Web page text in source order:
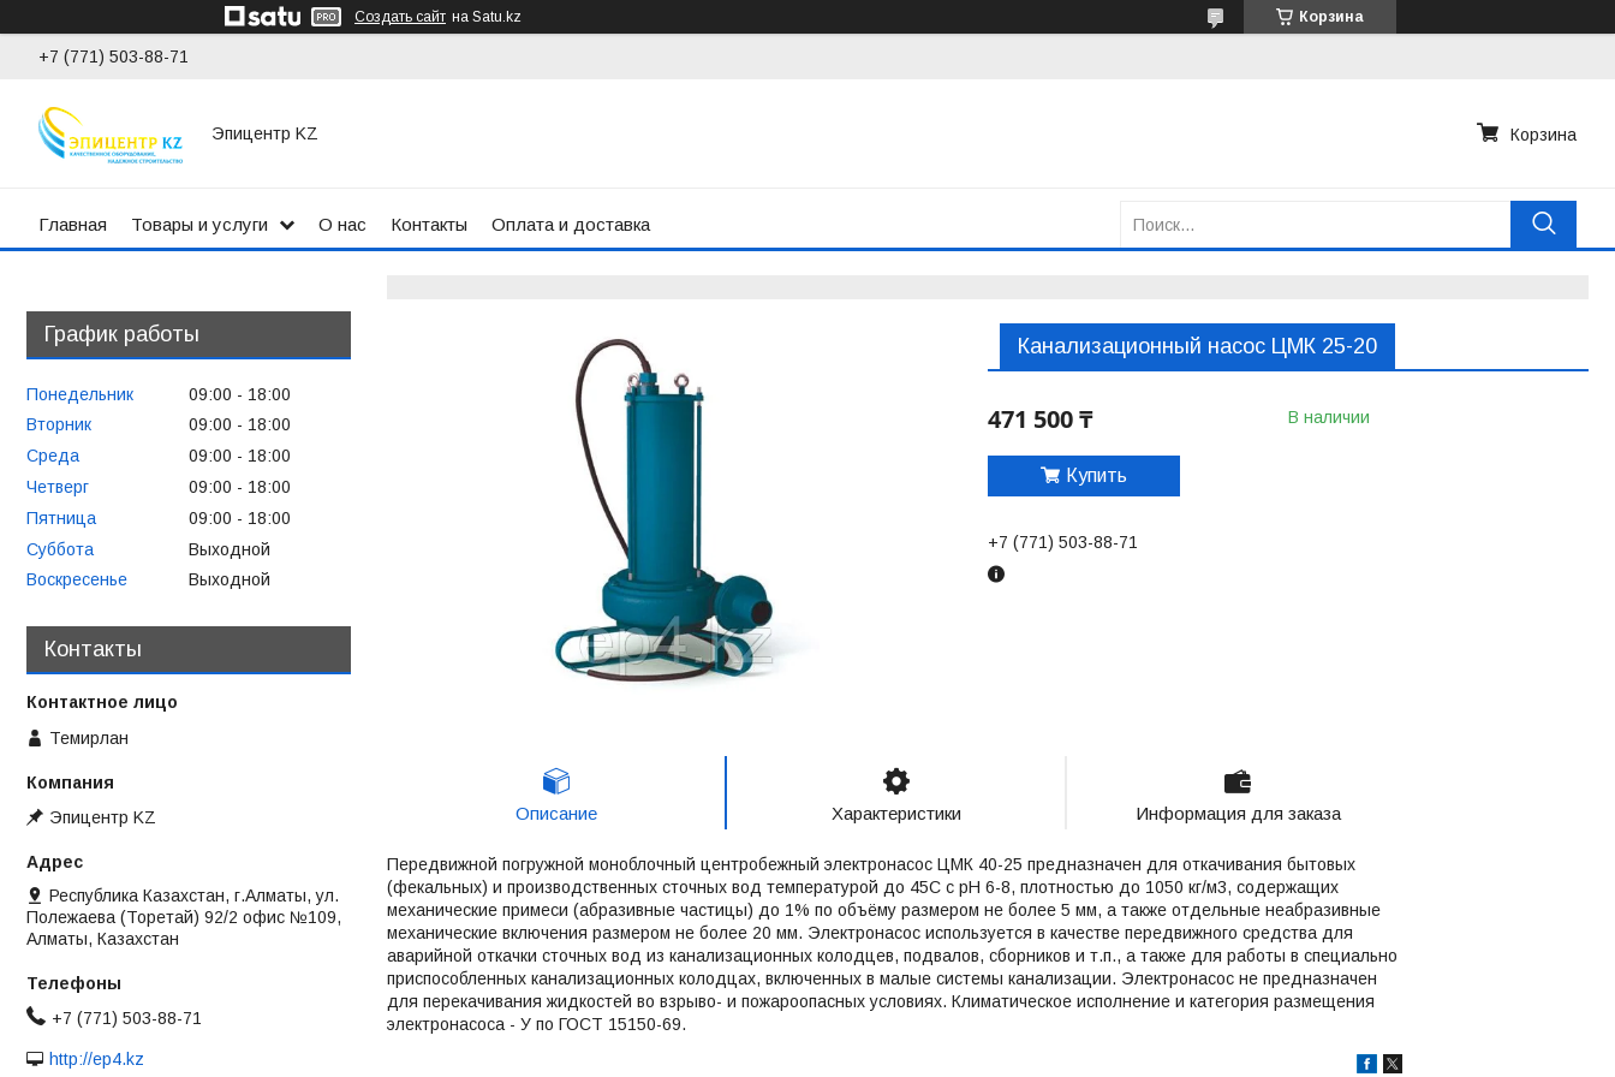
Создать сайт на Satu.kz Корзина
+7 (771) 503-88-71
Эпицентр KZ Корзина
Главная Товары и услуги О нас Контакты Оплата и доставка
Канализационный насос ЦМК 25-20
471 500 ₸ В наличии
Купить
+7 (771) 503-88-71
Описание Характеристики Информация для заказа
Передвижной погружной моноблочный центробежный электронасос ЦМК 40-25 предназначен для откачивания бытовых
(фекальных) и производственных сточных вод температурой до 45С с рН 6-8, плотностью до 1050 кг/м3, содержащих
механические примеси (абразивные частицы) до 1% по объёму размером не более 5 мм, а также отдельные неабразивные
механические включения размером не более 20 мм. Электронасос используется в качестве передвижного средства для
аварийной откачки сточных вод из канализационных колодцев, подвалов, сборников и т.п., а также для работы в специально
приспособленных канализационных колодцах, включенных в малые системы канализации. Электронасос не предназначен
для перекачивания жидкостей во взрыво- и пожароопасных условиях. Климатическое исполнение и категория размещения
электронасоса - У по ГОСТ 15150-69.
График работы
Понедельник 09:00
18:00
Вторник
09:00
18:00
Среда
09:00
18:00
Четверг
09:00
18:00
Пятница
09:00
18:00
Суббота
Выходной
Воскресенье
Выходной
Контакты
Темирлан
Эпицентр KZ
Республика Казахстан, г.Алматы, ул.
Полежаева (Торетай) 92/2 офис №109,
Алматы, Казахстан
+7 (771) 503-88-71
http://ep4.kz